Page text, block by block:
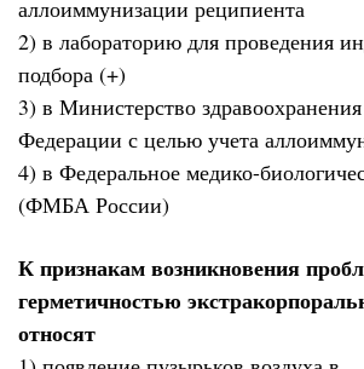
аллоиммунизации реципиента
2) в лабораторию для проведения
подбора (+)
3) в Министерство
Федерации с целью учета
4) в Федеральное медико-
(ФМБА России)
К признакам возникновения
герметичностью
относят